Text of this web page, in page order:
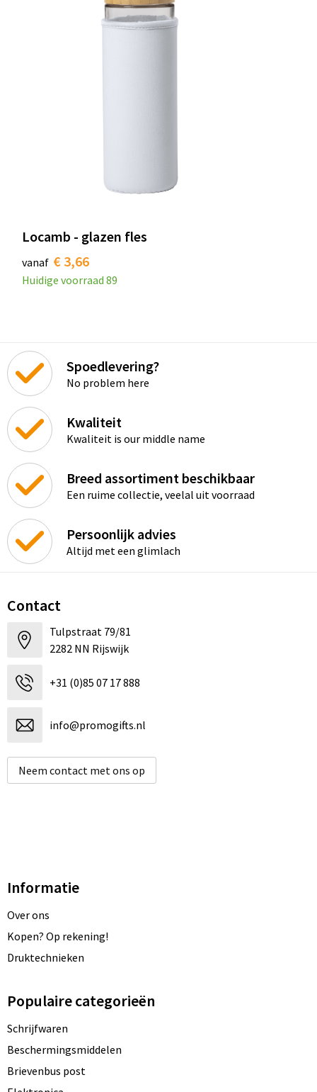
Locamb - glazen fles
vanaf € 3,66
Huidige voorraad 89
Spoedlevering?
No problem here
Kwaliteit
Kwaliteit is our middle name
Breed assortiment beschikbaar
Een ruime collectie, veelal uit voorraad
Persoonlijk advies
Altijd met een glimlach
Contact
Tulpstraat 79/81
2282 NN Rijswijk
+31 (0)85 07 17 888
info@promogifts.nl
Neem contact met ons op
Informatie
Over ons
Kopen? Op rekening!
Druktechnieken
Populaire categorieën
Schrijfwaren
Beschermingsmiddelen
Brievenbus post